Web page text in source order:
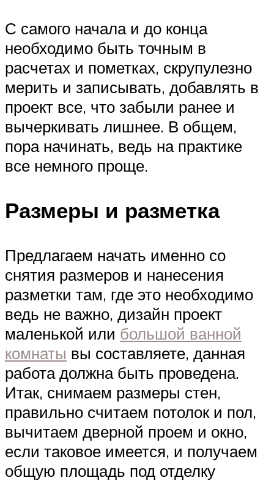
С самого начала и до конца
необходимо быть точным в
расчетах и пометках, скрупулезно
мерить и записывать, добавлять в
проект все, что забыли ранее и
вычеркивать лишнее. В общем,
пора начинать, ведь на практике
все немного проще.
Размеры и разметка
Предлагаем начать именно со
снятия размеров и нанесения
разметки там, где это необходимо
ведь не важно, дизайн проект
маленькой или большой ванной
комнаты вы составляете, данная
работа должна быть проведена.
Итак, снимаем размеры стен,
правильно считаем потолок и пол,
вычитаем дверной проем и окно,
если таковое имеется, и получаем
общую площадь под отделку